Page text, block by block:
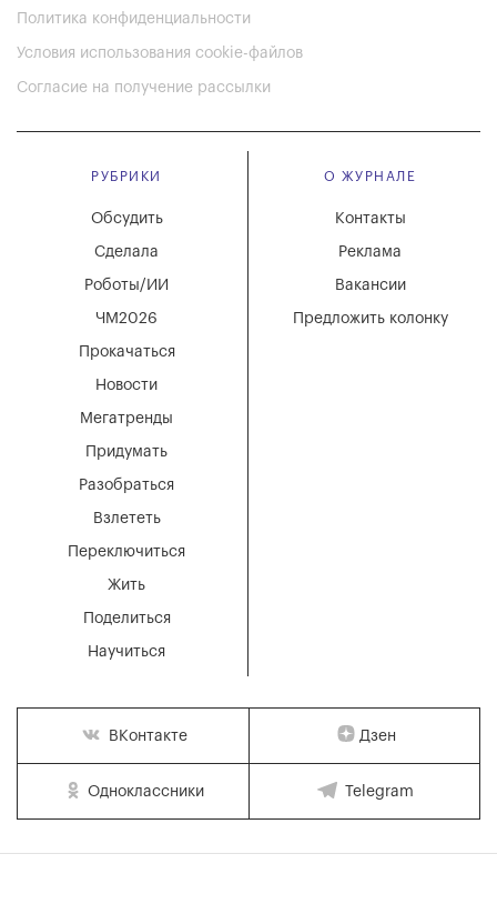
Политика конфиденциальности
Условия использования cookie-файлов
Согласие на получение рассылки
РУБРИКИ
Мегатренды
Придумать
Разобраться
Взлететь
Новости
Переключиться
Жить
Поделиться
Научиться
Обсудить
Сделала
Роботы/ИИ
ЧМ2026
Прокачаться
О ЖУРНАЛЕ
Вакансии
Реклама
Контакты
Предложить колонку
ВКонтакте Дзен
Одноклассники Telegram